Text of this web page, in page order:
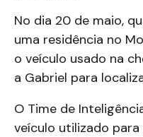
No dia 20 de maio,
uma residência no
o veículo usado na
a Gabriel para
O Time de
veículo utilizado